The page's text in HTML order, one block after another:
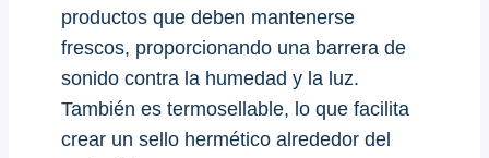
productos que deben mantenerse
frescos, proporcionando una barrera de
sonido contra la humedad y la luz.
También es termosellable, lo que facilita
crear un sello hermético alrededor del